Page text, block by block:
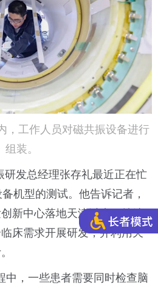
，工作人员对磁共振设备进行
组装。
研发总经理张存礼最近正在忙
机型的测试。他告诉记者，
新中心落地天津以来，持续
床需求开展研发，并利用天
中，一些患者需要同时检查脑